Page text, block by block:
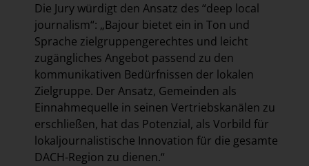
Die Jury würdigt den Ansatz des “deep local
journalism“: „Bajour bietet ein in Ton und
Sprache zielgruppengerechtes und leicht
zugängliches Angebot passend zu den
kommunikativen Bedürfnissen der lokalen
Zielgruppe. Der Ansatz, Gemeinden als
Einnahmequelle in seinen Vertriebskanälen zu
erschließen, hat das Potenzial, als Vorbild für
lokaljournalistische Innovation für die gesamte
DACH-Region zu dienen.“